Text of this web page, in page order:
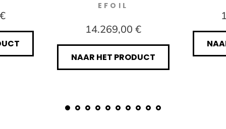
EFOIL
14.269,00 €
NAAR HET PRODUCT